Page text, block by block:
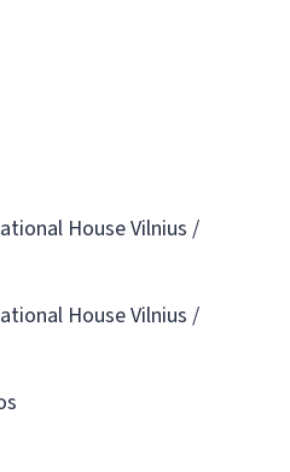
House Vilnius /
House Vilnius /